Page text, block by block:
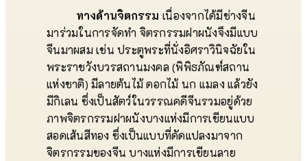
ทางด้านจิตกรรม เนื่องจากได้มีช่างจีน
มาร่วมในการจัดทำ จิตรกรรมฝาผนังจึงมีแบบ
จีนมาผสม เช่น ประตูพระที่นั่งอิศราวินิจฉัยใน
พระราชวังบวรสถานมงคล (พิพิธภัณฑ์สถาน
แห่งชาติ) มีลายต้นไม้ ดอกไม้ นก แมลง แล้วยัง
มีกิเลน ซึ่งเป็นสัตว์ในวรรณคดีจีนรวมอยู่ด้วย
ภาพจิตรกรรมฝาผนังบางแห่งมีการเขียนแบบ
สอดเส้นสีทอง ซึ่งเป็นแบบที่ดัดแปลงมาจาก
จิตรกรรมของจีน บางแห่งมีการเขียนลาย